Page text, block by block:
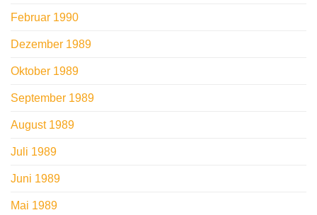
Februar 1990
Dezember 1989
Oktober 1989
September 1989
August 1989
Juli 1989
Juni 1989
Mai 1989